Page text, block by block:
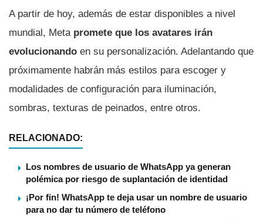
A partir de hoy, además de estar disponibles a nivel
mundial, Meta promete que los avatares irán
evolucionando en su personalización. Adelantando que
próximamente habrán más estilos para escoger y
modalidades de configuración para iluminación,
sombras, texturas de peinados, entre otros.
RELACIONADO:
Los nombres de usuario de WhatsApp ya generan
polémica por riesgo de suplantación de identidad
¡Por fin! WhatsApp te deja usar un nombre de usuario
para no dar tu número de teléfono